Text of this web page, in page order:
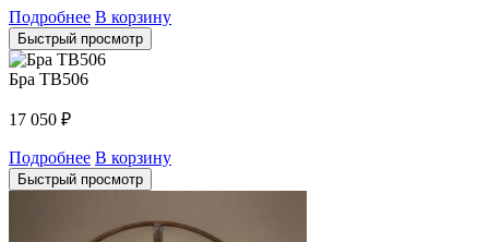
Подробнее В корзину
Быстрый просмотр
Бра TB506
17 050 ₽
Подробнее В корзину
Быстрый просмотр